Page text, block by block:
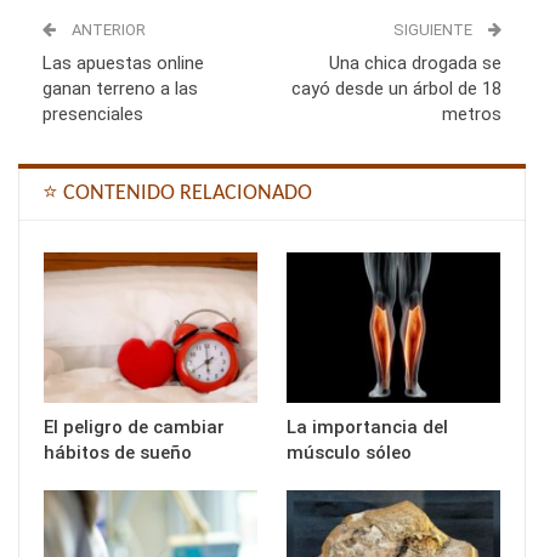
ANTERIOR
Las apuestas online
ganan terreno a las
presenciales
SIGUIENTE
Una chica drogada se
cayó desde un árbol de 18
metros
⭐ CONTENIDO RELACIONADO
El peligro de cambiar
hábitos de sueño
La importancia del
músculo sóleo